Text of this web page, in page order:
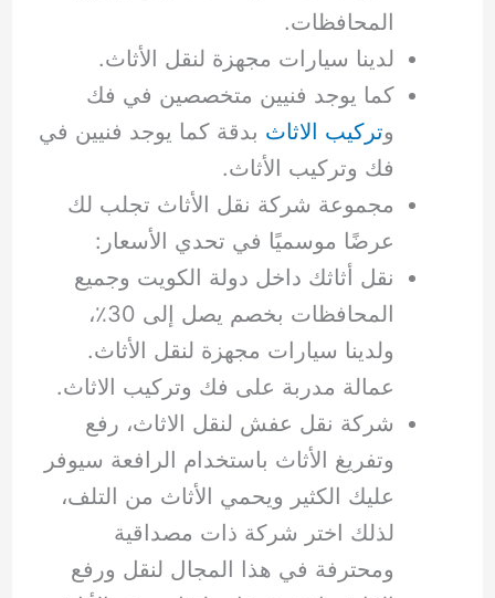
المحافظات.
لدينا سيارات مجهزة لنقل الأثاث.
كما يوجد فنيين متخصصين في فك
وتركيب الاثاث بدقة كما يوجد فنيين في
فك وتركيب الأثاث.
مجموعة شركة نقل الأثاث تجلب لك
عرضًا موسميًا في تحدي الأسعار:
نقل أثاثك داخل دولة الكويت وجميع
المحافظات بخصم يصل إلى 30٪،
ولدينا سيارات مجهزة لنقل الأثاث.
عمالة مدربة على فك وتركيب الاثاث.
شركة نقل عفش لنقل الاثاث، رفع
وتفريغ الأثاث باستخدام الرافعة سيوفر
عليك الكثير ويحمي الأثاث من التلف،
لذلك اختر شركة ذات مصداقية
ومحترفة في هذا المجال لنقل ورفع